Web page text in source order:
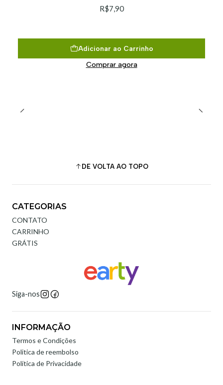
R$7,90
Adicionar ao Carrinho
Comprar agora
DE VOLTA AO TOPO
CATEGORIAS
CONTATO
CARRINHO
GRÁTIS
Siga-nos
INFORMAÇÃO
Termos e Condições
Politica de reembolso
Política de Privacidade